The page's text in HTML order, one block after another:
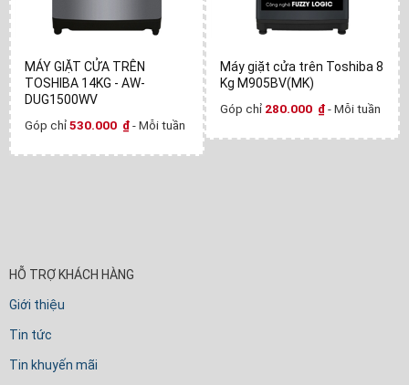
MÁY GIẶT CỬA TRÊN
TOSHIBA 14KG - AW-
DUG1500WV
Góp chỉ530.000 ₫- Mỗi tuần
Máy giặt cửa trên Toshiba 8
Kg M905BV(MK)
Góp chỉ 280.000 ₫- Mỗi tuần
HỖ TRỢ KHÁCH HÀNG
Giới thiệu
Tin tức
Tin khuyến mãi